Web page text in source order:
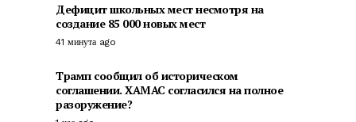
Дефицит школьных мест несмотря на
создание 85 000 новых мест
41 минута ago
Трамп сообщил об историческом
соглашении. ХАМАС согласился на полное
разоружение?